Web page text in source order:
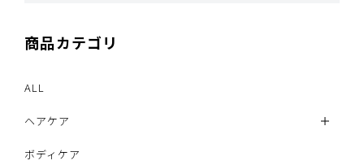
商品カテゴリ
ALL
ヘアケア
ボディケア